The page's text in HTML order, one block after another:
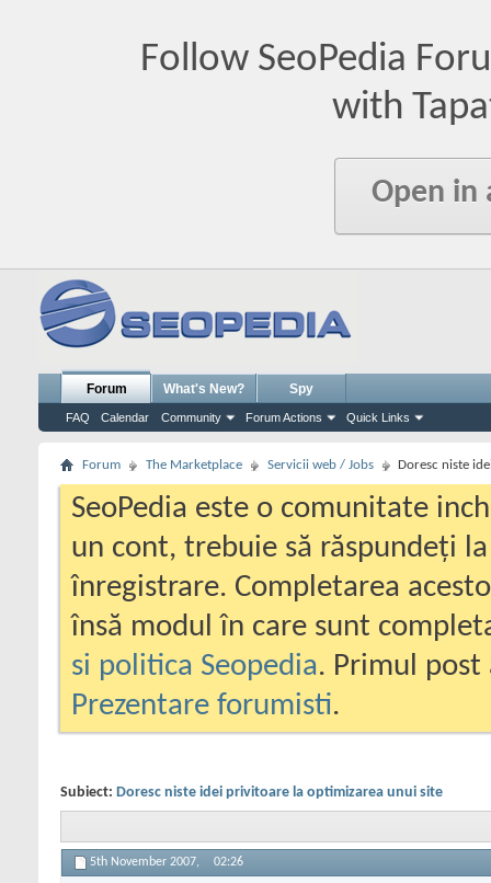
Follow SeoPedia
with
Open in
Forum
FAQ Calendar Community Forum Actions Quick Links
What's New? Spy
Forum The Marketplace Servicii web / Jobs Doresc niste
SeoPedia este o comunitate
un cont, trebuie să răspundeți
înregistrare. Completarea
însă modul în care sunt
si politica Seopedia. Primul
Prezentare forumisti.
Subiect: Doresc niste idei privitoare la optimizarea unui site
5th November 2007, 02:26